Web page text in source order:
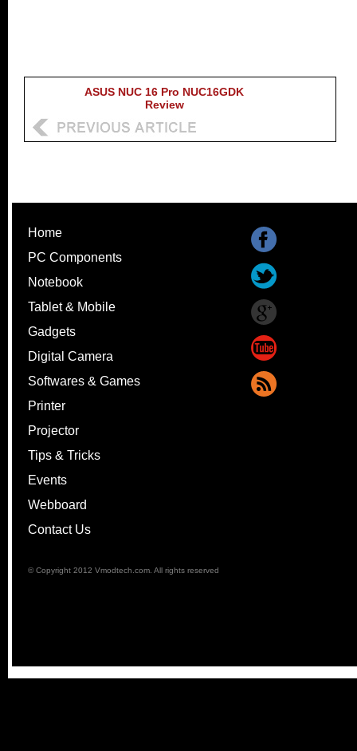
ASUS NUC 16 Pro NUC16GDK
Review
Home
PC Components
Notebook
Tablet & Mobile
Gadgets
Digital Camera
Softwares & Games
Printer
Projector
Tips & Tricks
Events
Webboard
Contact Us
© Copyright 2012 Vmodtech.com. All rights reserved